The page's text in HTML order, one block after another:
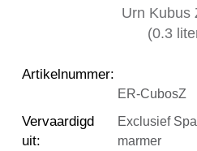
Artikelnummer:
ER-CubosZ
Vervaardigd
uit:
Exclusief
marmer